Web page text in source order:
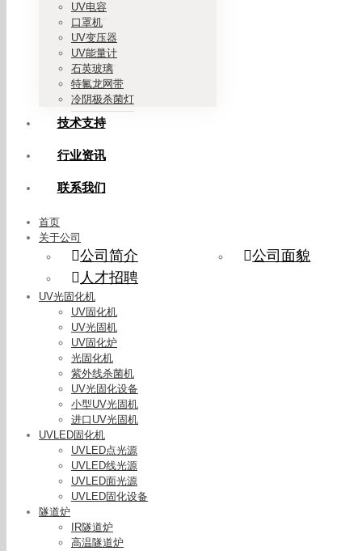
UV电容
口罩机
UV变压器
UV能量计
石英玻璃
特氟龙网带
冷阴极杀菌灯
技术支持
行业资讯
联系我们
首页
关于公司
公司简介
公司面貌
人才招聘
UV光固化机
UV固化机
UV光固机
UV固化炉
光固化机
紫外线杀菌机
UV光固化设备
小型UV光固机
进口UV光固机
UVLED固化机
UVLED点光源
UVLED线光源
UVLED面光源
UVLED固化设备
隧道炉
IR隧道炉
高温隧道炉